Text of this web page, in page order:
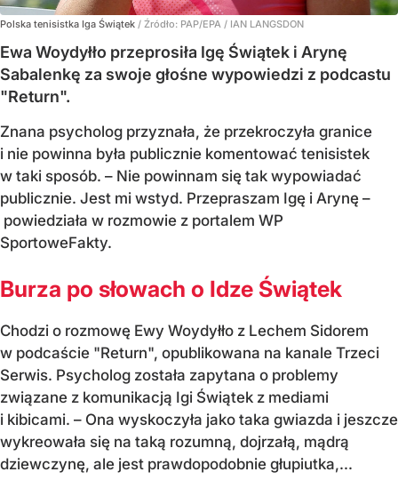
Polska tenisistka Iga Świątek / Źródło: PAP/EPA / IAN LANGSDON
Ewa Woydyłło przeprosiła Igę Świątek i Arynę
Sabalenkę za swoje głośne wypowiedzi z podcastu
"Return".
Znana psycholog przyznała, że przekroczyła granice
i nie powinna była publicznie komentować tenisistek
w taki sposób. – Nie powinnam się tak wypowiadać
publicznie. Jest mi wstyd. Przepraszam Igę i Arynę –
powiedziała w rozmowie z portalem WP
SportoweFakty.
Burza po słowach o Idze Świątek
Chodzi o rozmowę Ewy Woydyłło z Lechem Sidorem
w podcaście "Return", opublikowana na kanale Trzeci
Serwis. Psycholog została zapytana o problemy
związane z komunikacją Igi Świątek z mediami
i kibicami. – Ona wyskoczyła jako taka gwiazda i jeszcze
wykreowała się na taką rozumną, dojrzałą, mądrą
dziewczynę, ale jest prawdopodobnie głupiutka,...